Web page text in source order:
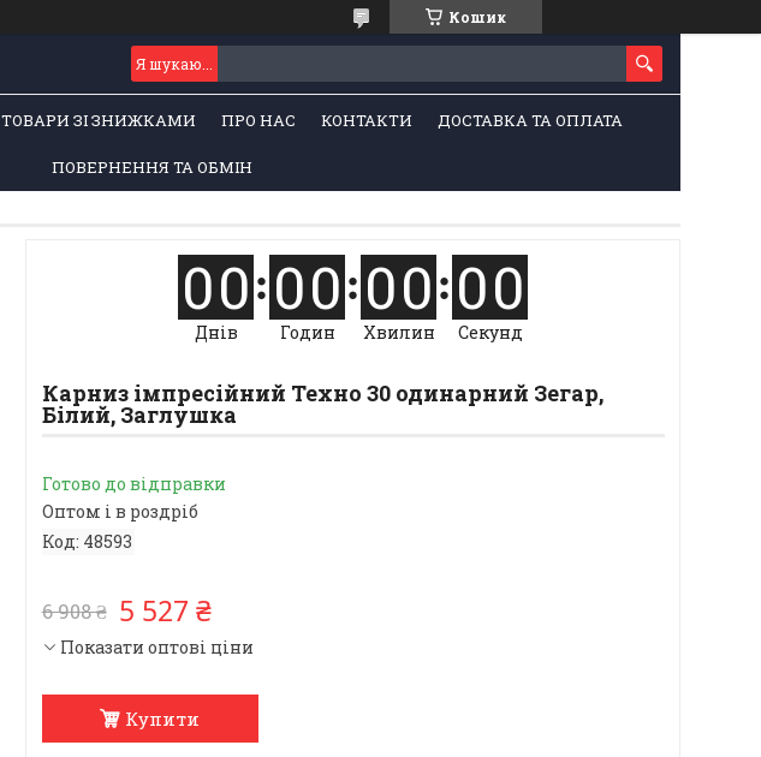
Кошик
ТОВАРИ ЗІ ЗНИЖКАМИ ПРО НАС КОНТАКТИ ДОСТАВКА ТА ОПЛАТА
ПОВЕРНЕННЯ ТА ОБМІН
00
Днів
00
Годин
00
Хвилин
00
Секунд
Карниз імпресійний Техно 30 одинарний Зегар,
Білий, Заглушка
Готово до відправки
Оптом і в роздріб
Код: 48593
6 908 ₴ 5 527 ₴
Показати оптові ціни
Купити